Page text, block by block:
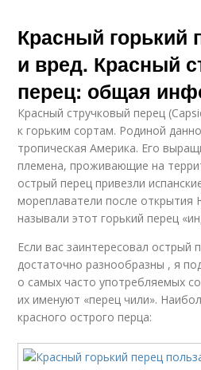
Красный горький
и вред. Красный
перец: общая
Красный стручковый перец
к горьким сортам. Родиной
тропическая Америка. Его
племена, проживающие на
острый перец привезли
мореплаватели после
называли этот горький перец
Если вас заинтересовал острый
достаточно разнообразны , я
о самых часто употребляемых
их именуют «перец чили».
красного острого перца: